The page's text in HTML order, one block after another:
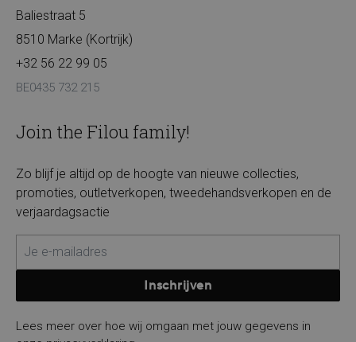
Baliestraat 5
8510 Marke (Kortrijk)
+32 56 22 99 05
BE0435 732 215
Join the Filou family!
Zo blijf je altijd op de hoogte van nieuwe collecties,
promoties, outletverkopen, tweedehandsverkopen en de
verjaardagsactie
Inschrijven
Lees meer over hoe wij omgaan met jouw gegevens in